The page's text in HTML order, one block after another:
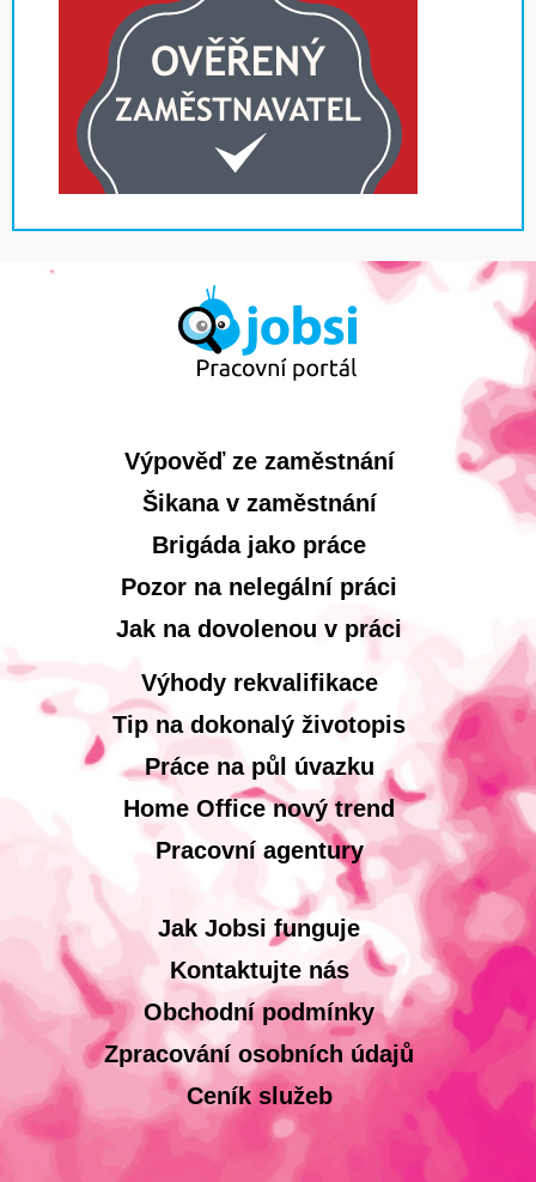
Výpověď ze zaměstnání
Šikana v zaměstnání
Brigáda jako práce
Pozor na nelegální práci
Jak na dovolenou v práci
Výhody rekvalifikace
Tip na dokonalý životopis
Práce na půl úvazku
Home Office nový trend
Pracovní agentury
Jak Jobsi funguje
Kontaktujte nás
Obchodní podmínky
Zpracování osobních údajů
Ceník služeb